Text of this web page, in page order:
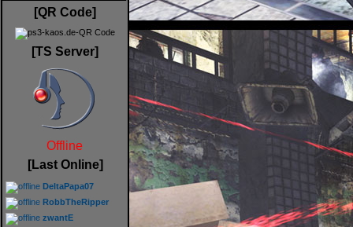
[QR Code]
[TS Server]
Offline
[Last Online]
DeltaPapa07
RobbTheRipper
zwantE